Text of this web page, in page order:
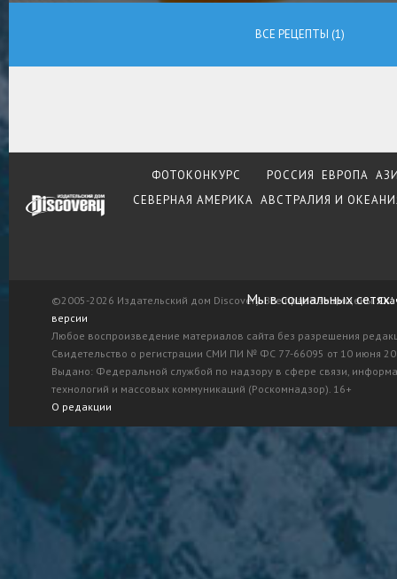
ВСЕ РЕЦЕПТЫ (1)
ФОТОКОНКУРС РОССИЯ ЕВРОПА
СЕВЕРНАЯ АМЕРИКА АВСТРАЛИЯ И
©2005-2026 Издательский дом Discovery. Все права защищены.
версии
Любое воспроизведение материалов сайта без разрешения
Свидетельство о регистрации СМИ ПИ № ФС 77-66095 от 10 июня
Выдано: Федеральной службой по надзору в сфере связи,
технологий и массовых коммуникаций (Роскомнадзор). 16+
О редакции
Мы в социальных сетях: